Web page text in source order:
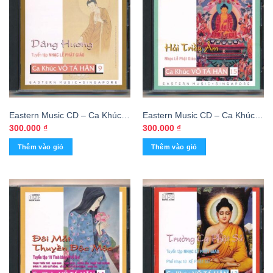
Eastern Music CD – Ca Khúc
Võ Tá Hân 9 – Dâng Hương
300.000 ₫
Thêm vào giỏ
Eastern Music CD – Ca Khúc
Võ Tá Hân 15 – Hải Triều Âm
300.000 ₫
Thêm vào giỏ